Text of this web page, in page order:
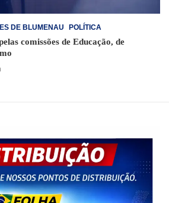
DE BLUMENAU POLÍTICA
comissões de Educação, de